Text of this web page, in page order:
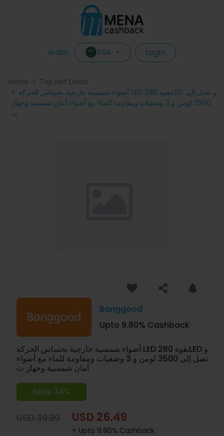
Arabic KSA Login
Home
Top Hot Deals
أضواء شمسية خارجية بحساس الحركة LED بقوة 280LED و تصل إلى
3500 لومن و 3 وضعيات ومقاومة للماء مع أضواء أمان شمسية وجهاز
ت
Banggood
Upto 9.80% Cashback
أضواء شمسية خارجية بحساس الحركة LED بقوة 280LED و
تصل إلى 3500 لومن و 3 وضعيات ومقاومة للماء مع أضواء
أمان شمسية وجهاز ت
Save 34%
USD 39.99 USD 26.49
+ Upto 9.80% Cashback